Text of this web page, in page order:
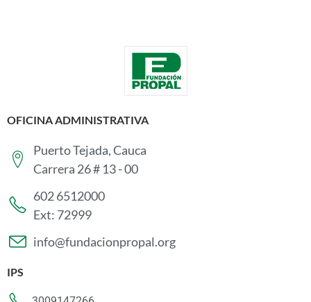
OFICINA ADMINISTRATIVA
Puerto Tejada, Cauca
Carrera 26 # 13 - 00
602 6512000
Ext: 72999
info@fundacionpropal.org
IPS